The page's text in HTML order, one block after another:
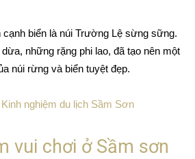
cạnh biển là núi Trường Lệ sừng sững.
những rặng phi lao, đã tạo nên một
núi rừng và biển tuyệt đẹp.
Kinh nghiệm du lịch Sầm Sơn
vui chơi ở Sầm sơn